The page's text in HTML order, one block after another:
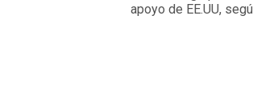
apoyo de EE.UU,